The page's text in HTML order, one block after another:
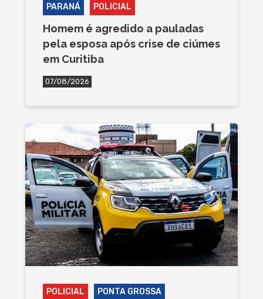
PARANÁ POLICIAL
Homem é agredido a pauladas
pela esposa após crise de ciúmes
em Curitiba
07/08/2026
POLICIAL PONTA GROSSA